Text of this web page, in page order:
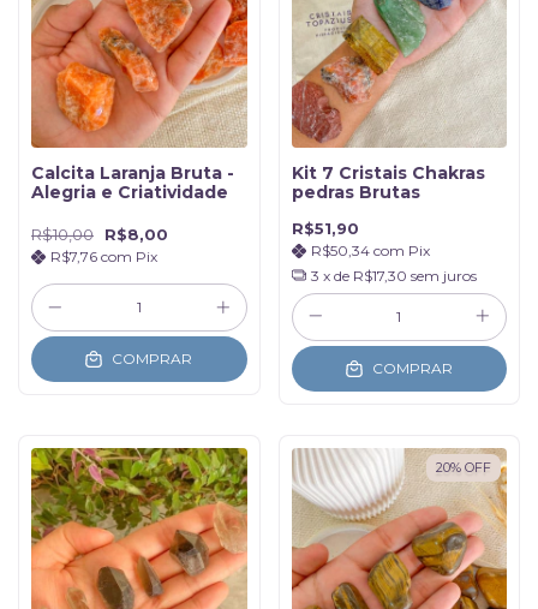
Calcita Laranja Bruta -
Alegria e Criatividade
R$10,00 R$8,00
R$7,76 com Pix
COMPRAR
Kit 7 Cristais Chakras
pedras Brutas
R$51,90
R$50,34 com Pix
3 x de R$17,30 sem juros
COMPRAR
20% OFF